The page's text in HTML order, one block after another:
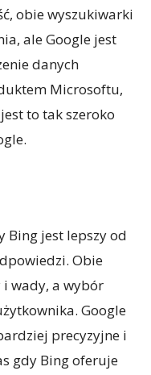
obie wyszukiwarki
ale Google jest
danych
Microsoftu,
to tak szeroko
Bing jest lepszy od
Obie
wady, a wybór
Google
precyzyjne i
gdy Bing oferuje